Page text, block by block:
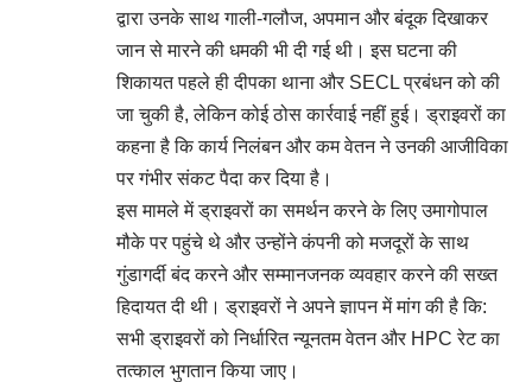
द्वारा उनके साथ गाली-गलौज, अपमान और बंदूक दिखाकर
जान से मारने की धमकी भी दी गई थी। इस घटना की
शिकायत पहले ही दीपका थाना और SECL प्रबंधन को की
जा चुकी है, लेकिन कोई ठोस कार्रवाई नहीं हुई। ड्राइवरों का
कहना है कि कार्य निलंबन और कम वेतन ने उनकी आजीविका
पर गंभीर संकट पैदा कर दिया है।
इस मामले में ड्राइवरों का समर्थन करने के लिए उमागोपाल
मौके पर पहुंचे थे और उन्होंने कंपनी को मजदूरों के साथ
गुंडागर्दी बंद करने और सम्मानजनक व्यवहार करने की सख्त
हिदायत दी थी। ड्राइवरों ने अपने ज्ञापन में मांग की है कि:
सभी ड्राइवरों को निर्धारित न्यूनतम वेतन और HPC रेट का
तत्काल भुगतान किया जाए।